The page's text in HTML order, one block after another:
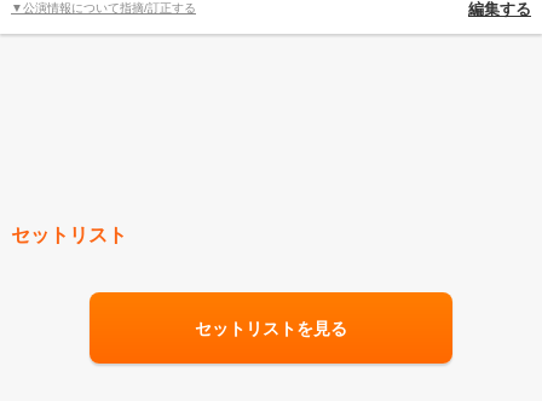
▼公演情報について指摘/訂正する 編集する
セットリスト
セットリストを見る